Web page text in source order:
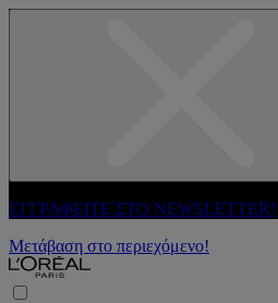
ΕΓΓΡΑΦΕΙΤΕ ΣΤΟ NEWSLETTER!
Μετάβαση στο περιεχόμενο!